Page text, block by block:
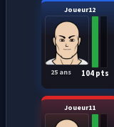
Joueur12
104 pts
25 ans
Joueur11